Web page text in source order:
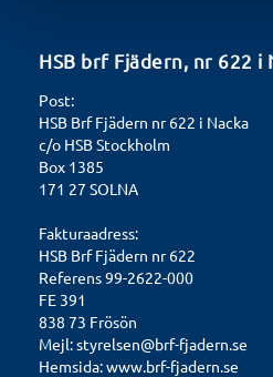
HSB brf Fjädern, nr 622 i
Post:
HSB Brf Fjädern nr 622 i Nacka
c/o HSB Stockholm
Box 1385
171 27 SOLNA
Fakturaadress:
HSB Brf Fjädern nr 622
Referens 99-2622-000
FE 391
838 73 Frösön
Mejl:styrelsen@brf-fjadern.se
Hemsida:www.brf-fjadern.se